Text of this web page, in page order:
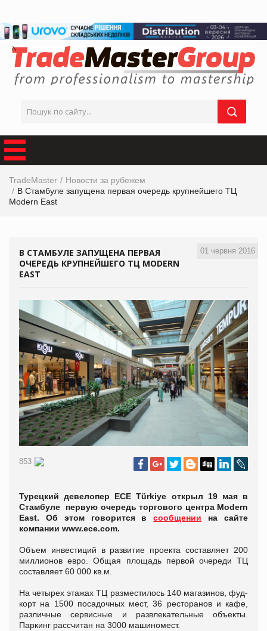
TradeMaster
Новости за рубежем
В Стамбуле запущена первая очередь крупнейшего ТЦ
Modern East
01 червня 2016
В СТАМБУЛЕ ЗАПУЩЕНА ПЕРВАЯ
ОЧЕРЕДЬ КРУПНЕЙШЕГО ТЦ MODERN
EAST
853
Турецкий девелопер ECE Türkiye открыл 19 мая в
Стамбуле первую очередь торгового центра Modern
East. Об этом говорится всообщении на сайте
компании www.ece.com.
Объем инвестиций в развитие проекта составляет 200
миллионов евро. Общая площадь первой очереди ТЦ
составляет 60 000 кв.м.
На четырех этажах ТЦ разместилось 140 магазинов, фуд-
корт на 1500 посадочных мест, 36 ресторанов и кафе,
различные сервисные и развлекательные объекты.
Паркинг рассчитан на 3000 машиномест.